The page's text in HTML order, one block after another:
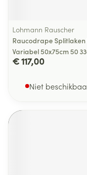
Lohmann Rauscher
Raucodrape Splitlaken
Variabel 50x75cm 50
€ 117,00
Niet